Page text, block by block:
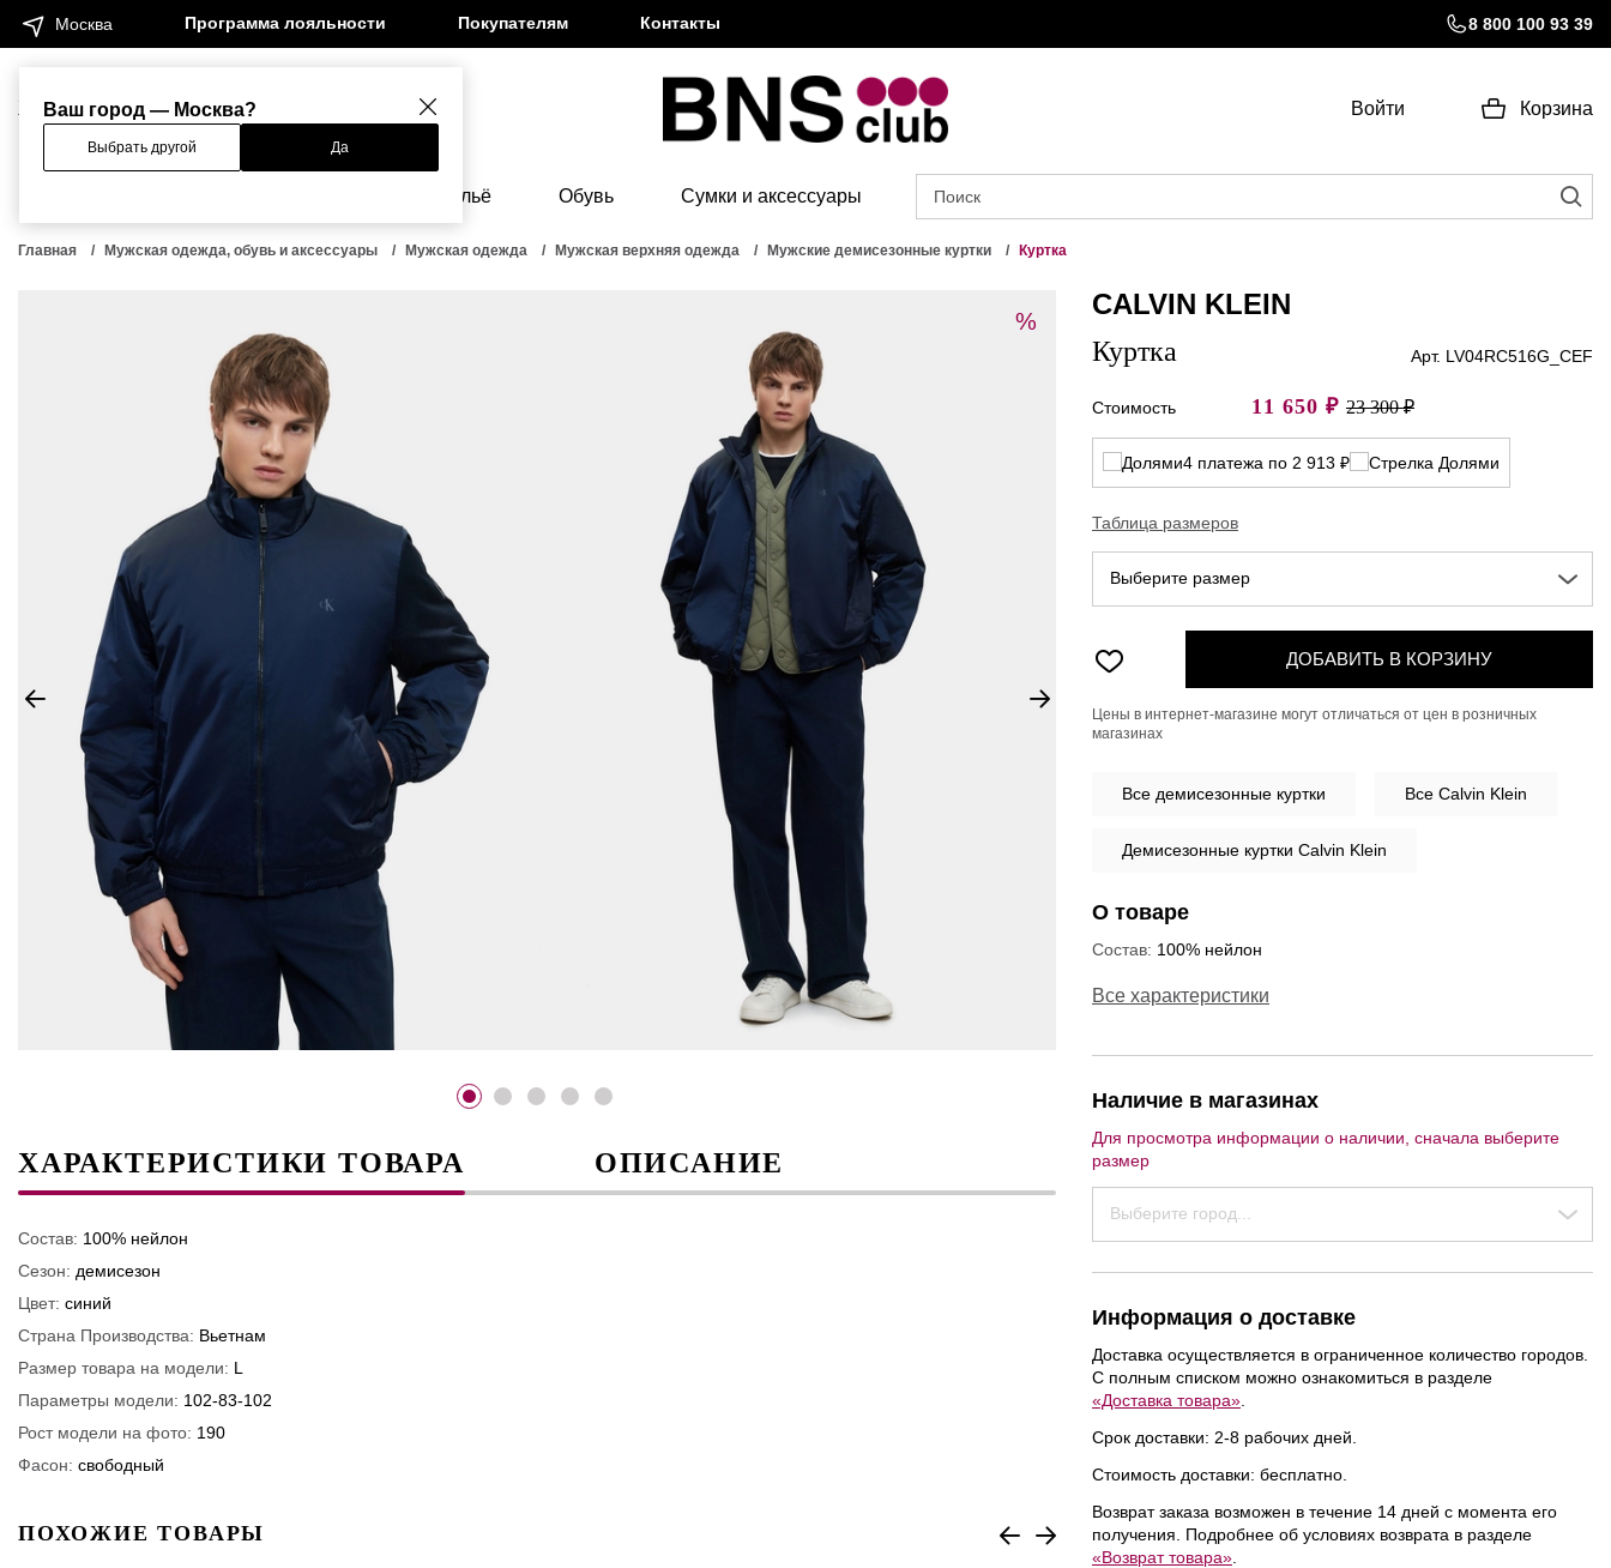
Ваш город — Москва?
Выбрать другой Да
Москва Программа лояльности Покупателям Контакты 8 800 100 93 39
Женщинам Мужчинам Войти Корзина
Бельё Обувь Сумки и аксессуары
Главная Мужская одежда, обувь и аксессуары Мужская одежда Мужская верхняя одежда Мужские демисезонные куртки Куртка
%
ХАРАКТЕРИСТИКИ ТОВАРА ОПИСАНИЕ
Состав: 100% нейлон
Сезон: демисезон
Цвет: синий
Страна Производства: Вьетнам
Размер товара на модели: L
Параметры модели: 102-83-102
Рост модели на фото: 190
Фасон: свободный
ПОХОЖИЕ ТОВАРЫ
CALVIN KLEIN
Куртка Арт. LV04RC516G_CEF
Стоимость 11 650 ₽ 23 300 ₽
4 платежа по 2 913 ₽
Таблица размеров
Выберите размер
ДОБАВИТЬ В КОРЗИНУ
Цены в интернет-магазине могут отличаться от цен в розничных
магазинах
Все демисезонные куртки Все Calvin Klein
Демисезонные куртки Calvin Klein
О товаре
Состав: 100% нейлон
Все характеристики
Наличие в магазинах
Для просмотра информации о наличии, сначала выберите
размер
Выберите город...
Информация о доставке
Доставка осуществляется в ограниченное количество городов.
С полным списком можно ознакомиться в разделе
«Доставка товара»
Срок доставки: 2-8 рабочих дней.
Стоимость доставки: бесплатно.
Возврат заказа возможен в течение 14 дней с момента его
получения. Подробнее об условиях возврата в разделе
«Возврат товара»